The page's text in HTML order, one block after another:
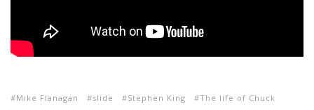
Mike Flanagan slide Stephen King The life of Chuck